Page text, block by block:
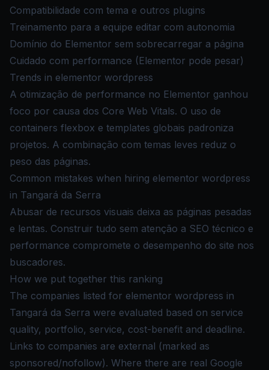
Compatibilidade com tema e outros plugins
Treinamento para a equipe editar com autonomia
Domínio do Elementor sem sobrecarregar a página
Cuidado com performance (Elementor pode pesar)
Trends in elementor wordpress
A otimização de performance no Elementor ganhou
foco por causa dos Core Web Vitals. O uso de
containers flexbox e templates globais padroniza
projetos. A combinação com temas leves reduz o
peso das páginas.
Common mistakes when hiring elementor wordpress
in Tangará da Serra
Abusar de recursos visuais deixa as páginas pesadas
e lentas. Construir tudo sem atenção a SEO técnico e
performance compromete o desempenho do site nos
buscadores.
How we put together this ranking
The companies listed for elementor wordpress in
Tangará da Serra were evaluated based on service
quality, portfolio, service, cost-benefit and deadline.
Links to companies are external (marked as
sponsored/nofollow). Where there are real Google